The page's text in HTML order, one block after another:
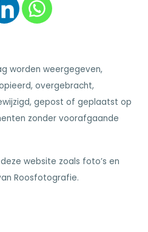
worden weergegeven,
overgebracht,
gepost of geplaatst op
zonder voorafgaande
website zoals foto’s en
Roosfotografie.